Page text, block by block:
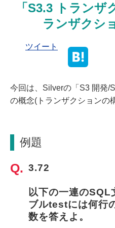
「S3.3 トランザ
ランザクシ
ツイート
今回は、Silverの「S3 開発/
の概念(トランザクションの
例題
3.72
以下の一連のSQL
ブルtestには何行
数を答えよ。